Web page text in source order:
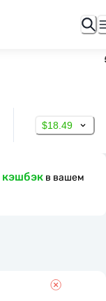
$18.49
кэшбэк в вашем